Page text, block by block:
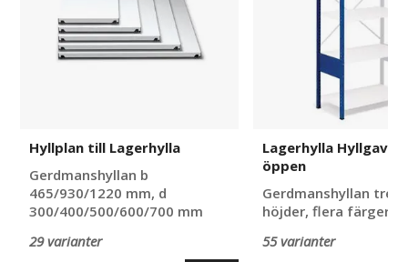
Hyllplan till Lagerhylla
Gerdmanshyllan b
465/930/1220 mm, d
300/400/500/600/700 mm
29 varianter
Lagerhylla
öppen
Gerdmanshyllan tre
höjder, flera färger
55 varianter